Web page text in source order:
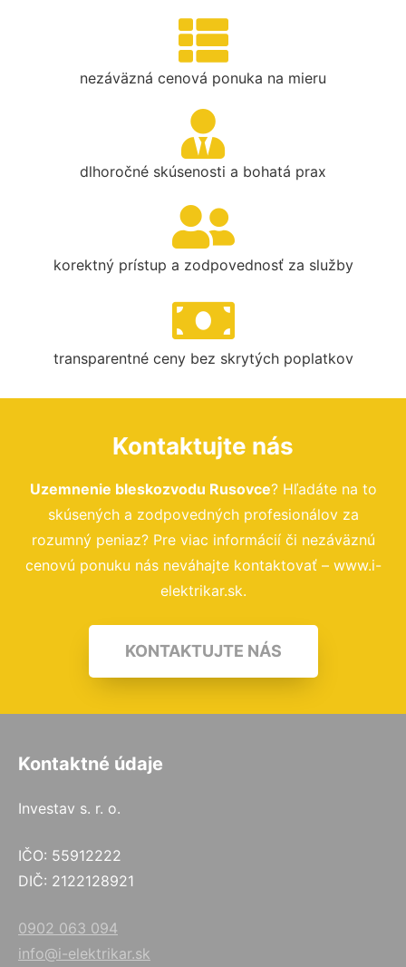
nezáväzná cenová ponuka na mieru
dlhoročné skúsenosti a bohatá prax
korektný prístup a zodpovednosť za služby
transparentné ceny bez skrytých poplatkov
Kontaktujte nás
Uzemnenie bleskozvodu Rusovce? Hľadáte na to
skúsených a zodpovedných profesionálov za
rozumný peniaz? Pre viac informácií či nezáväznú
cenovú ponuku nás neváhajte kontaktovať – www.i-
elektrikar.sk.
KONTAKTUJTE NÁS
Kontaktné údaje
Investav s. r. o.
IČO: 55912222
DIČ: 2122128921
0902 063 094
info@i-elektrikar.sk